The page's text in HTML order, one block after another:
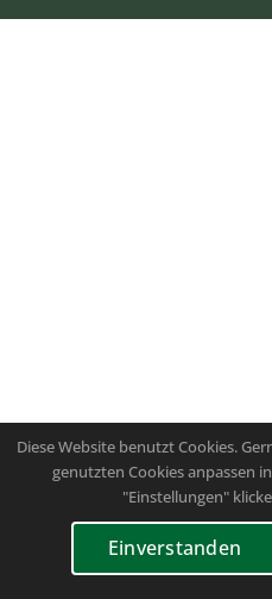
Diese Website benutzt Cookies.
genutzten Cookies anpassen
"Einstellungen"
Einverstanden